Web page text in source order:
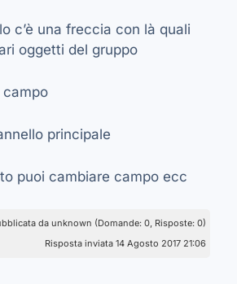
c’è una freccia con là quali
oggetti del gruppo
campo
principale
puoi cambiare campo ecc
da unknown (Domande: 0, Risposte: 0)
Risposta inviata 14 Agosto 2017 21:06